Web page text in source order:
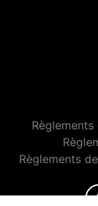
Règlements